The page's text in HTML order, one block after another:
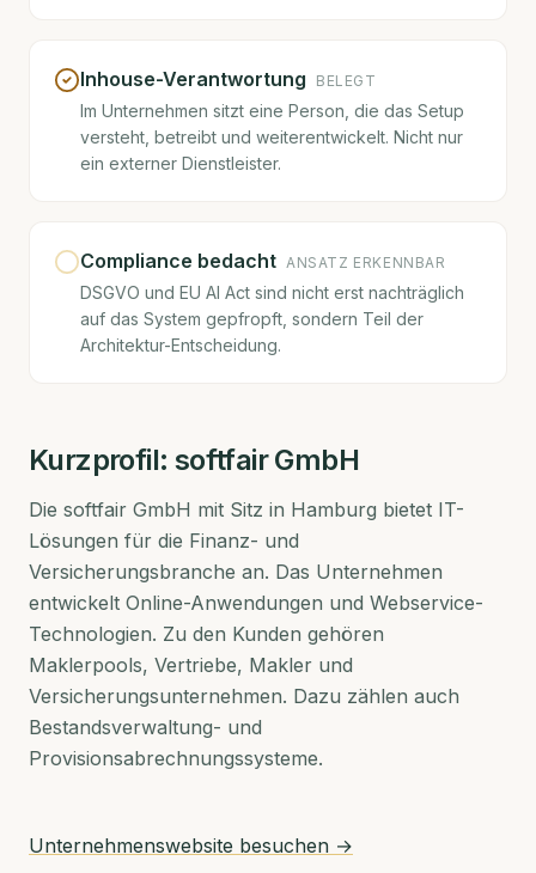
Inhouse-Verantwortung BELEGT
Im Unternehmen sitzt eine Person, die das Setup
versteht, betreibt und weiterentwickelt. Nicht nur
ein externer Dienstleister.
Compliance bedacht ANSATZ ERKENNBAR
DSGVO und EU AI Act sind nicht erst nachträglich
auf das System gepfropft, sondern Teil der
Architektur-Entscheidung.
Kurzprofil: softfair GmbH
Die softfair GmbH mit Sitz in Hamburg bietet IT-
Lösungen für die Finanz- und
Versicherungsbranche an. Das Unternehmen
entwickelt Online-Anwendungen und Webservice-
Technologien. Zu den Kunden gehören
Maklerpools, Vertriebe, Makler und
Versicherungsunternehmen. Dazu zählen auch
Bestandsverwaltung- und
Provisionsabrechnungssysteme.
Unternehmenswebsite besuchen →